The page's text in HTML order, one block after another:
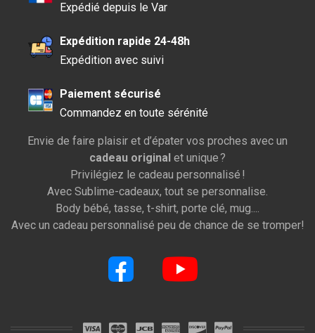
Expédié depuis le Var
Expédition rapide 24-48h
Expédition avec suivi
Paiement sécurisé
Commandez en toute sérénité
Envie de faire plaisir et d’épater vos proches avec un
cadeau original et unique ?
Privilégiez le cadeau personnalisé !
Avec Sublime-cadeaux, tout se personnalise.
Body bébé, tasse, t-shirt, porte clé, mug....
Avec un cadeau personnalisé peu de chance de se tromper!